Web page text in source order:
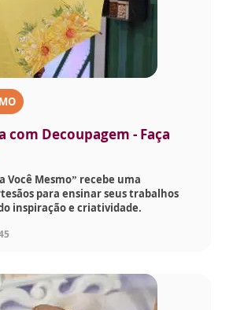
com Decoupagem - Faça
Você Mesmo” recebe uma
para ensinar seus trabalhos
inspiração e criatividade.